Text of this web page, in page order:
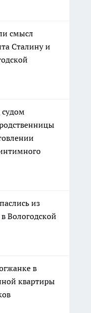
смысл
Сталину и
судом
из
Вологодской
в
квартиры